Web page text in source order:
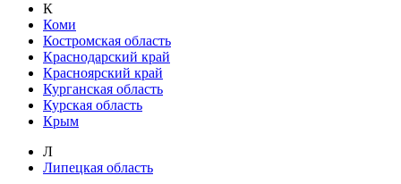
К
Коми
Костромская область
Краснодарский край
Красноярский край
Курганская область
Курская область
Крым
Л
Липецкая область